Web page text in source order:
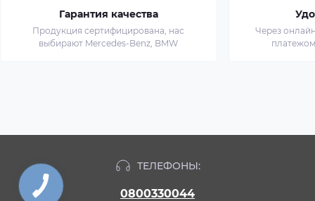
Гарантия качества
Продукция сертифицирована, нас
выбирают Mercedes-Benz, BMW
Через
ТЕЛЕФОНЫ:
0800330044